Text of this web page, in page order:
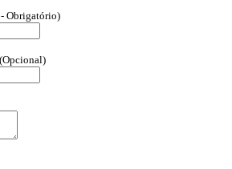
Obrigatório)
(Opcional)